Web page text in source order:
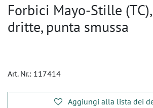
Forbici Mayo-Stille
dritte, punta smussa
Art. Nr.: 117414
Aggiungi alla lista dei